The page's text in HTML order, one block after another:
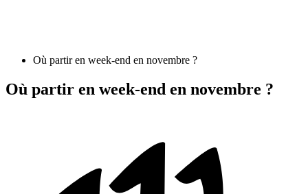
Où partir en week-end en novembre ?
Où partir en week-end en novembre ?